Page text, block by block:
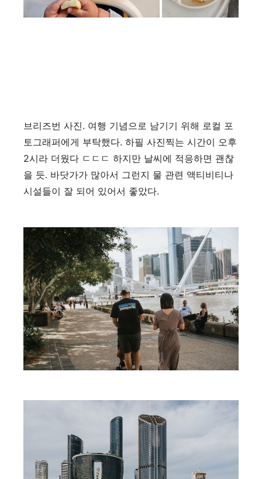
브리즈번 사진. 여행 기념으로 남기기 위해 로컬 포
토그래퍼에게 부탁했다. 하필 사진찍는 시간이 오후
2시라 더웠다 ㄷㄷㄷ 하지만 날씨에 적응하면 괜찮
을 듯. 바닷가가 많아서 그런지 물 관련 액티비티나
시설들이 잘 되어 있어서 좋았다.